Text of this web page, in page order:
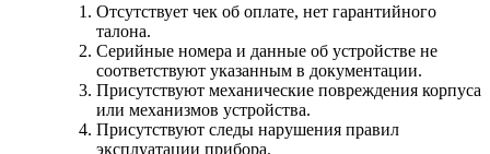
Отсутствует чек об оплате, нет гарантийного
талона.
Серийные номера и данные об устройстве не
соответствуют указанным в документации.
Присутствуют механические повреждения корпуса
или механизмов устройства.
Присутствуют следы нарушения правил
эксплуатации прибора.